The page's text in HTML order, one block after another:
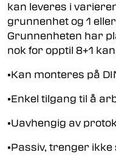
kan leveres i
grunnenhet og 1
Grunnenheten har
nok for opptil 8+1
•Kan monteres på
•Enkel tilgang til å
•Uavhengig av
•Passiv, trenger